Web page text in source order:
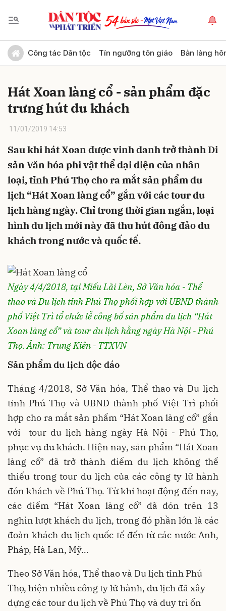
Công tác Dân tộc Tín ngưỡng tôn giáo Bản làng
Hát Xoan làng cổ - sản phẩm đặc
trưng hút du khách
11/01/2019 14:53
Sau khi hát Xoan được vinh danh trở thành Di
sản Văn hóa phi vật thể đại diện của nhân
loại, tỉnh Phú Thọ cho ra mắt sản phẩm du
lịch “Hát Xoan làng cổ” gắn với các tour du
lịch hàng ngày. Chỉ trong thời gian ngắn, loại
hình du lịch mới này đã thu hút đông đảo du
khách trong nước và quốc tế.
Ngày 4/4/2018, tại Miếu Lãi Lèn, Sở Văn hóa - Thể
thao và Du lịch tỉnh Phú Thọ phối hợp với UBND thành
phố Việt Trì tổ chức lễ công bố sản phẩm du lịch “Hát
Xoan làng cổ” và tour du lịch hằng ngày Hà Nội - Phú
Thọ. Ảnh: Trung Kiên - TTXVN
Sản phẩm du lịch độc đáo
Tháng 4/2018, Sở Văn hóa, Thể thao và Du lịch
tỉnh Phú Thọ và UBND thành phố Việt Trì phối
hợp cho ra mắt sản phẩm “Hát Xoan làng cổ” gắn
với tour du lịch hàng ngày Hà Nội - Phú Thọ,
phục vụ du khách. Hiện nay, sản phẩm “Hát Xoan
làng cổ” đã trở thành điểm du lịch không thể
thiếu trong tour du lịch của các công ty lữ hành
đón khách về Phú Thọ. Từ khi hoạt động đến nay,
các điểm “Hát Xoan làng cổ” đã đón trên 13
nghìn lượt khách du lịch, trong đó phần lớn là các
đoàn khách du lịch quốc tế đến từ các nước Anh,
Pháp, Hà Lan, Mỹ…
Theo Sở Văn hóa, Thể thao và Du lịch tỉnh Phú
Thọ, hiện nhiều công ty lữ hành, du lịch đã xây
dựng các tour du lịch về Phú Thọ và duy trì ổn
Gửi bình luận
Hủy Gửi